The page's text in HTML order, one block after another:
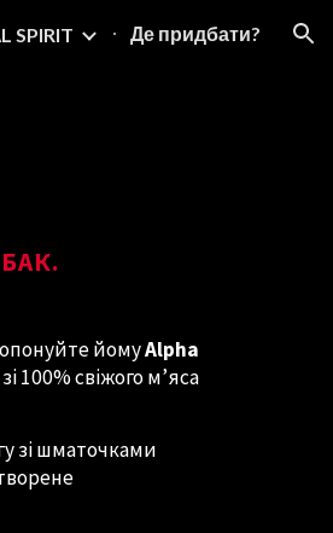
SPIRIT Де придбати?
йомуAlpha
100% свіжого м’яса
зі шматочками